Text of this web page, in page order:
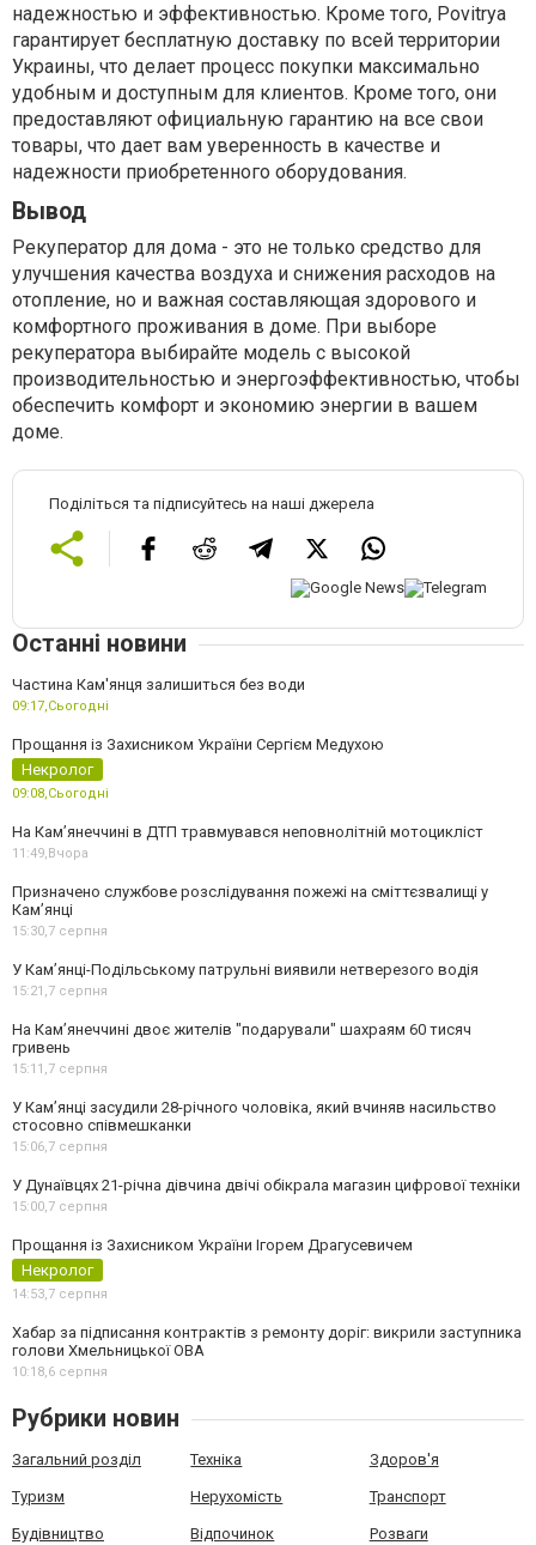
надежностью и эффективностью. Кроме того, Povitrya
гарантирует бесплатную доставку по всей территории
Украины, что делает процесс покупки максимально
удобным и доступным для клиентов. Кроме того, они
предоставляют официальную гарантию на все свои
товары, что дает вам уверенность в качестве и
надежности приобретенного оборудования.
Вывод
Рекуператор для дома - это не только средство для
улучшения качества воздуха и снижения расходов на
отопление, но и важная составляющая здорового и
комфортного проживания в доме. При выборе
рекуператора выбирайте модель с высокой
производительностью и энергоэффективностью, чтобы
обеспечить комфорт и экономию энергии в вашем
доме.
Поділіться та підписуйтесь на наші джерела
Останні новини
Частина Кам'янця залишиться без води
09:17,Сьогодні
Прощання із Захисником України Сергієм Медухою
Некролог
09:08,Сьогодні
На Кам’янеччині в ДТП травмувався неповнолітній мотоцикліст
11:49, Вчора
Призначено службове розслідування пожежі на сміттєзвалищі у
Кам’янці
15:30,7 серпня
У Кам’янці-Подільському патрульні виявили нетверезого водія
15:21,7 серпня
На Камʼянеччині двоє жителів "подарували" шахраям 60 тисяч
гривень
15:11,7 серпня
У Камʼянці засудили 28-річного чоловіка, який вчиняв насильство
стосовно співмешканки
15:06,7 серпня
У Дунаївцях 21-річна дівчина двічі обікрала магазин цифрової техніки
15:00,7 серпня
Прощання із Захисником України Ігорем Драгусевичем
Некролог
14:53,7 серпня
Хабар за підписання контрактів з ремонту доріг: викрили заступника
голови Хмельницької ОВА
10:18,6 серпня
Рубрики новин
Загальний розділ Техніка Здоров'я
Туризм Нерухомість Транспорт
Будівництво Відпочинок Розваги